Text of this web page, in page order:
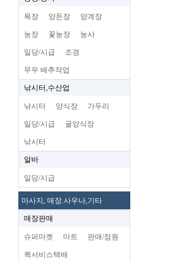
목장 양돈장 양계장
농장 꽃농장 농사
일당/시급 조경
무우 배추작업
낚시터,수산업
낚시터 양식장 가두리
일당/시급 굴양식장
낚시터
알바
일당/시급
마사지, 매장.사우나,기타
매장판매
슈퍼마켓 마트 판매/점원
퀵서비스택배